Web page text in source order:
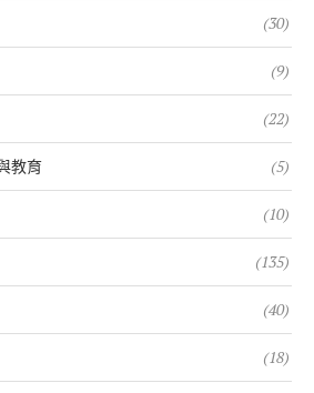
(30)
(9)
(22)
教育 (5)
(10)
(135)
(40)
(18)